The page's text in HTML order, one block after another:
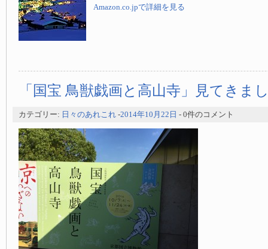
Amazon.co.jpで詳細を見る
「国宝 鳥獣戯画と高山寺」見てきま
カテゴリー: 日々のあれこれ -2014年10月22日 - 0件のコメント